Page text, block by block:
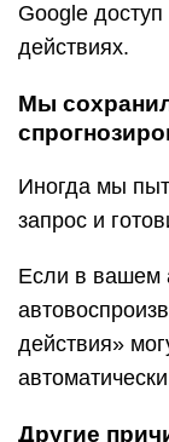
Google
действиях.
Мы
Иногда мы
запрос и
Если в вашем
действия»
Другие